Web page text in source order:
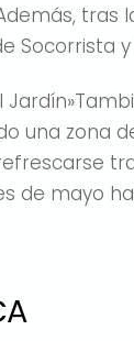
Socorrista
una zona
de mayo